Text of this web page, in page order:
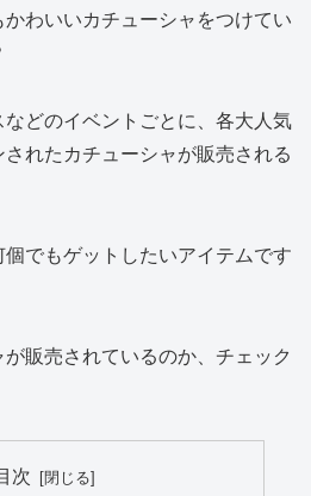
かわいいカチューシャをつけてい
どのイベントごとに、各大人気
れたカチューシャが販売される
でもゲットしたいアイテムです
販売されているのか、チェック
次